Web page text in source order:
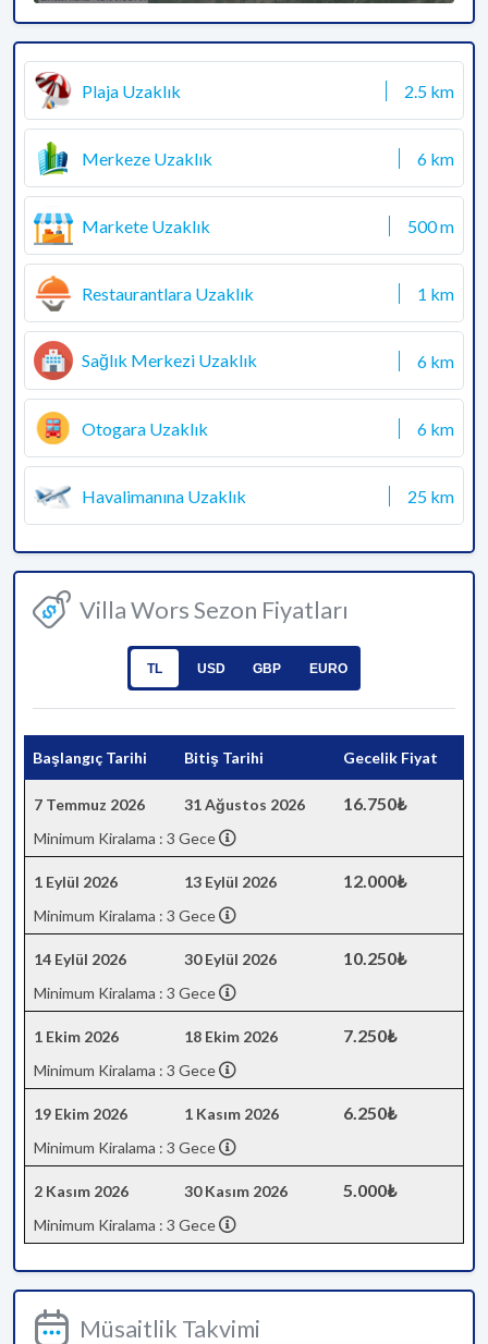
Plaja Uzaklık 2.5 km
Merkeze Uzaklık 6 km
Markete Uzaklık 500 m
Restaurantlara Uzaklık 1 km
Sağlık Merkezi Uzaklık 6 km
Otogara Uzaklık 6 km
Havalimanına Uzaklık 25 km
Villa Wors Sezon Fiyatları
TL USD GBP EURO
Başlangıç Tarihi Bitiş Tarihi Gecelik Fiyat
7 Temmuz 2026 31 Ağustos 2026 16.750₺
Minimum Kiralama : 3 Gece
1 Eylül 2026 13 Eylül 2026 12.000₺
Minimum Kiralama : 3 Gece
14 Eylül 2026 30 Eylül 2026 10.250₺
Minimum Kiralama : 3 Gece
1 Ekim 2026 18 Ekim 2026 7.250₺
Minimum Kiralama : 3 Gece
19 Ekim 2026 1 Kasım 2026 6.250₺
Minimum Kiralama : 3 Gece
2 Kasım 2026 30 Kasım 2026 5.000₺
Minimum Kiralama : 3 Gece
Müsaitlik Takvimi